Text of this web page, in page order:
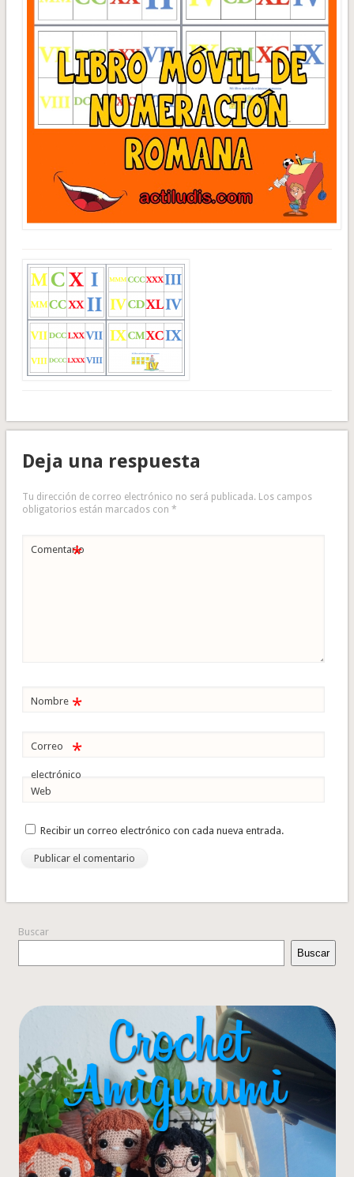
Deja una respuesta
Tu dirección de correo electrónico no será publicada. Los campos
obligatorios están marcados con *
Comentario
*
Nombre *
Correo
electrónico
*
Web
Recibir un correo electrónico con cada nueva entrada.
Buscar
Buscar